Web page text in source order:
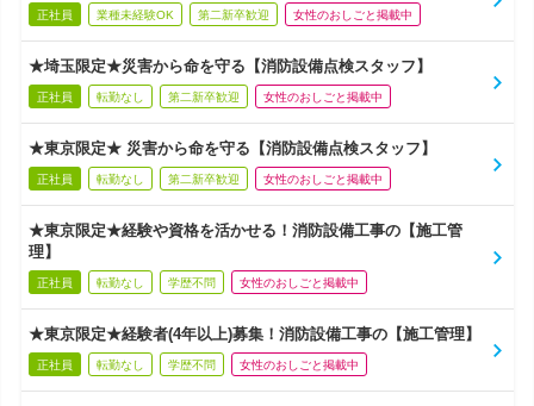
正社員 業種未経験OK 第二新卒歓迎 女性のおしごと掲載中
★埼玉限定★災害から命を守る【消防設備点検スタッフ】
正社員 転勤なし 第二新卒歓迎 女性のおしごと掲載中
★東京限定★ 災害から命を守る【消防設備点検スタッフ】
正社員 転勤なし 第二新卒歓迎 女性のおしごと掲載中
★東京限定★経験や資格を活かせる！消防設備工事の【施工管
理】
正社員 転勤なし 学歴不問 女性のおしごと掲載中
★東京限定★経験者(4年以上)募集！消防設備工事の【施工管理】
正社員 転勤なし 学歴不問 女性のおしごと掲載中